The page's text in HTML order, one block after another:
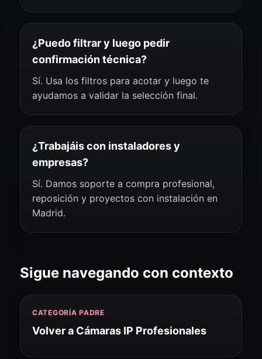
¿Puedo filtrar y luego pedir
confirmación técnica?
Sí. Usa los filtros para acotar y luego te
ayudamos a validar la selección final.
¿Trabajáis con instaladores y
empresas?
Sí. Damos soporte a compra profesional,
reposición y proyectos con instalación en
Madrid.
Sigue navegando con contexto
CATEGORÍA PADRE
Volver a Cámaras IP Profesionales